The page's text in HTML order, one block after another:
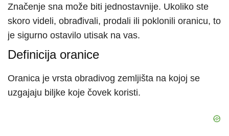
Značenje sna može biti jednostavnije. Ukoliko ste
skoro videli, obrađivali, prodali ili poklonili oranicu, to
je sigurno ostavilo utisak na vas.
Definicija oranice
Oranica je vrsta obradivog zemljišta na kojoj se
uzgajaju biljke koje čovek koristi.